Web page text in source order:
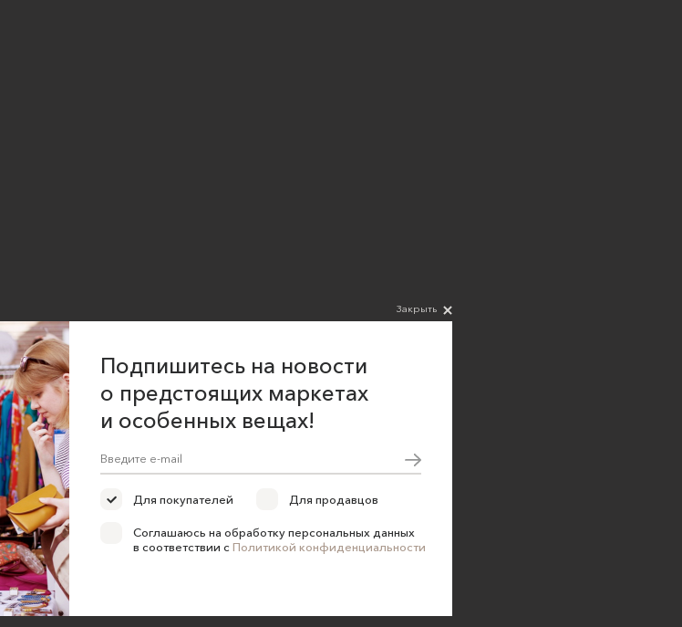
Закрыть
Подпишитесь на новости
о предстоящих маркетах
и особенных вещах!
Для покупателей Для продавцов
Соглашаюсь на обработку персональных данных
в соответствии с Политикой конфиденциальности